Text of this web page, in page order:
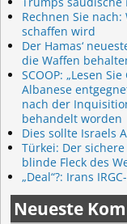
Rechnen Sie
schaffen wird
Der Hamas‘
die Waffen
SCOOP: „Lesen
Albanese
nach der
behandelt worden
Dies sollte Israels
Türkei: Der
blinde Fleck des
„Deal“?: Irans
Neueste